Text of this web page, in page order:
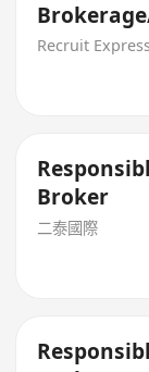
Recruit
Broker
二泰國際